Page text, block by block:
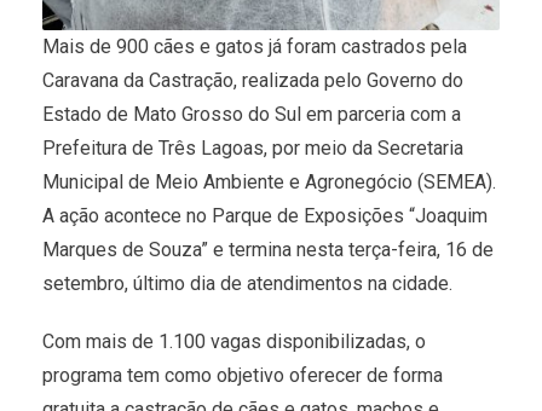
Mais de 900 cães e gatos já foram castrados pela
Caravana da Castração, realizada pelo Governo do
Estado de Mato Grosso do Sul em parceria com a
Prefeitura de Três Lagoas, por meio da Secretaria
Municipal de Meio Ambiente e Agronegócio (SEMEA).
A ação acontece no Parque de Exposições “Joaquim
Marques de Souza” e termina nesta terça-feira, 16 de
setembro, último dia de atendimentos na cidade.
Com mais de 1.100 vagas disponibilizadas, o
programa tem como objetivo oferecer de forma